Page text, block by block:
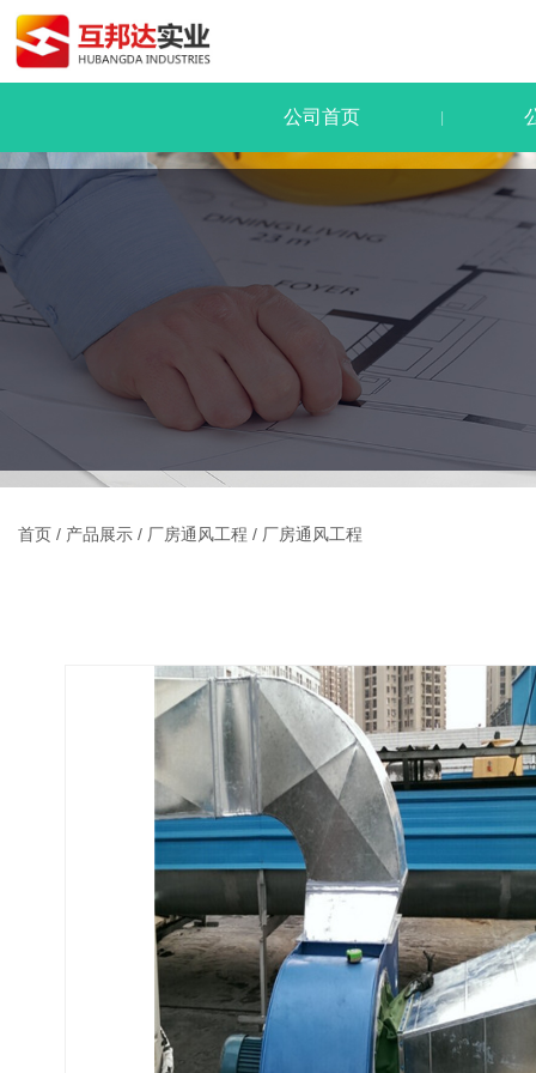
公司首页 |
首页 / 产品展示 / 厂房通风工程 / 厂房通风工程